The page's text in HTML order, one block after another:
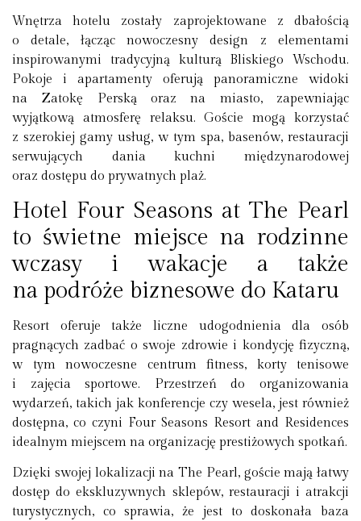
Wnętrza hotelu zostały zaprojektowane z dbałością
o detale, łącząc nowoczesny design z elementami
inspirowanymi tradycyjną kulturą Bliskiego Wschodu.
Pokoje i apartamenty oferują panoramiczne widoki
na Zatokę Perską oraz na miasto, zapewniając
wyjątkową atmosferę relaksu. Goście mogą korzystać
z szerokiej gamy usług, w tym spa, basenów, restauracji
serwujących dania kuchni międzynarodowej
oraz dostępu do prywatnych plaż.
Hotel Four Seasons at The Pearl
to świetne miejsce na rodzinne
wczasy i wakacje a także
na podróże biznesowe do Kataru
Resort oferuje także liczne udogodnienia dla osób
pragnących zadbać o swoje zdrowie i kondycję fizyczną,
w tym nowoczesne centrum fitness, korty tenisowe
i zajęcia sportowe. Przestrzeń do organizowania
wydarzeń, takich jak konferencje czy wesela, jest również
dostępna, co czyni Four Seasons Resort and Residences
idealnym miejscem na organizację prestiżowych spotkań.
Dzięki swojej lokalizacji na The Pearl, goście mają łatwy
dostęp do ekskluzywnych sklepów, restauracji i atrakcji
turystycznych, co sprawia, że jest to doskonała baza